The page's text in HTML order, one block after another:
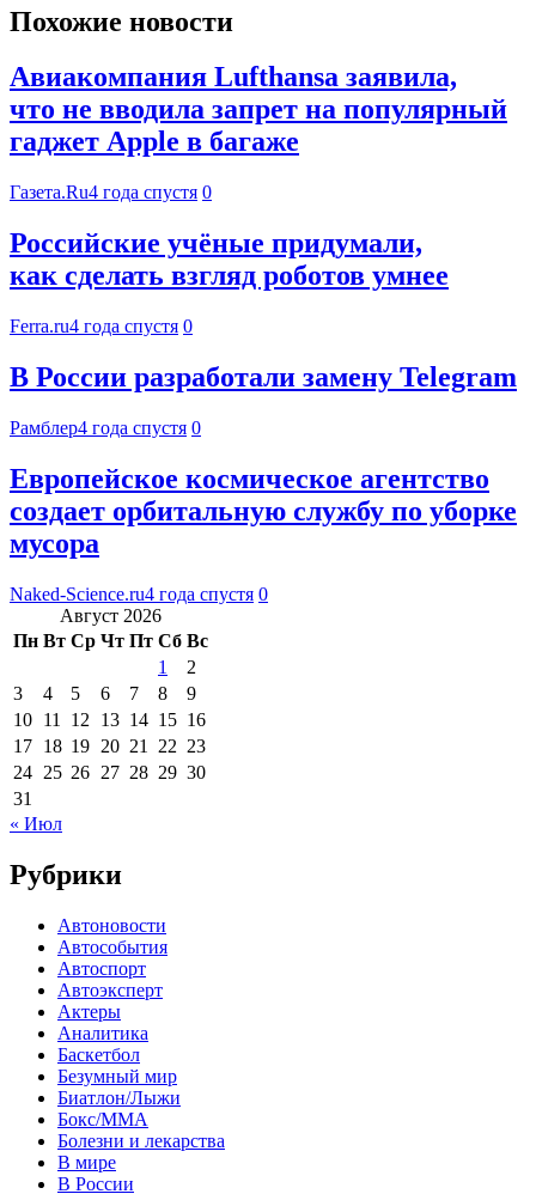
Похожие новости
Авиакомпания Lufthansa заявила,
что не вводила запрет на популярный
гаджет Apple в багаже
Газета.Ru4 года спустя 0
Российские учёные придумали,
как сделать взгляд роботов умнее
Ferra.ru4 года спустя 0
В России разработали замену Telegram
Рамблер4 года спустя 0
Европейское космическое агентство
создает орбитальную службу по уборке
мусора
Naked-Science.ru4 года спустя 0
Август 2026
Пн Вт Ср Чт Пт Сб Вс
1
2
3
4 5 6 7 8
9
10 11 12 13 14 15 16
17 18 19 20 21 22 23
24 25 26 27 28 29 30
31
« Июл
Рубрики
Автоновости
Автособытия
Автоспорт
Автоэксперт
Актеры
Аналитика
Баскетбол
Безумный мир
Биатлон/Лыжи
Бокс/MMA
Болезни и лекарства
В мире
В России